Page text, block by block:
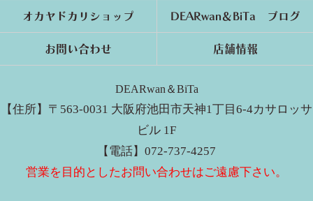
オカヤドカリショップ DEARwan＆BiTa ブログ
お問い合わせ 店舗情報
DEARwan＆BiTa
【住所】〒563-0031 大阪府池田市天神1丁目6-4カサロッサ
ビル 1F
【電話】072-737-4257
営業を目的としたお問い合わせはご遠慮下さい。